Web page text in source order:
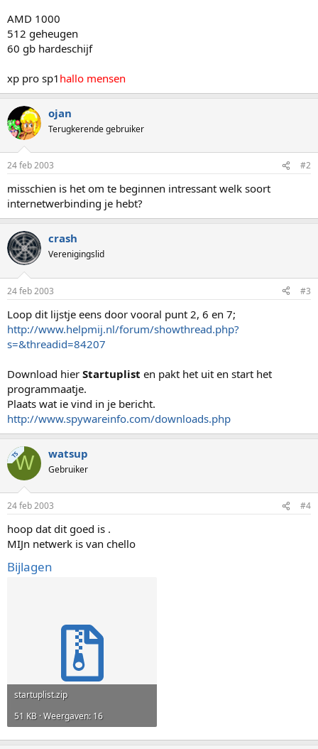
r
AMD 1000
512 geheugen
60 gb hardeschijf
xp pro sp1 hallo mensen
ojan
Terugkerende gebruiker
24 feb 2003 #2
misschien is het om te beginnen intressant welk soort
internetwerbinding je hebt?
crash
Verenigingslid
24 feb 2003 #3
Loop dit lijstje eens door vooral punt 2, 6 en 7;
http://www.helpmij.nl/forum/showthread.php?
s=&threadid=84207
Download hier Startuplist en pakt het uit en start het
programmaatje.
Plaats wat ie vind in je bericht.
http://www.spywareinfo.com/downloads.php
TSW watsup
Gebruiker
24 feb 2003 #4
hoop dat dit goed is .
MIJn netwerk is van chello
Bijlagen
startuplist.zip
51 KB · Weergaven: 16